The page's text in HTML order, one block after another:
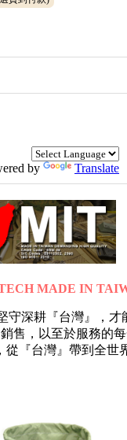
by Translate
MADE IN
守深耕『台灣』，
售，以至於服務的
『台灣』帶到全世